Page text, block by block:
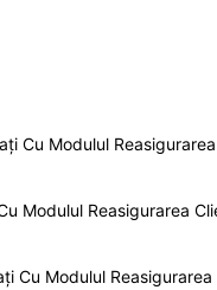
Cu Modulul
Modulul Reasigurarea
Cu Modulul Reasigurarea